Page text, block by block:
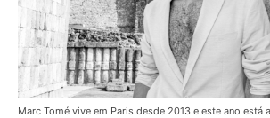
Marc Tomé vive em Paris desde 2013 e este ano está